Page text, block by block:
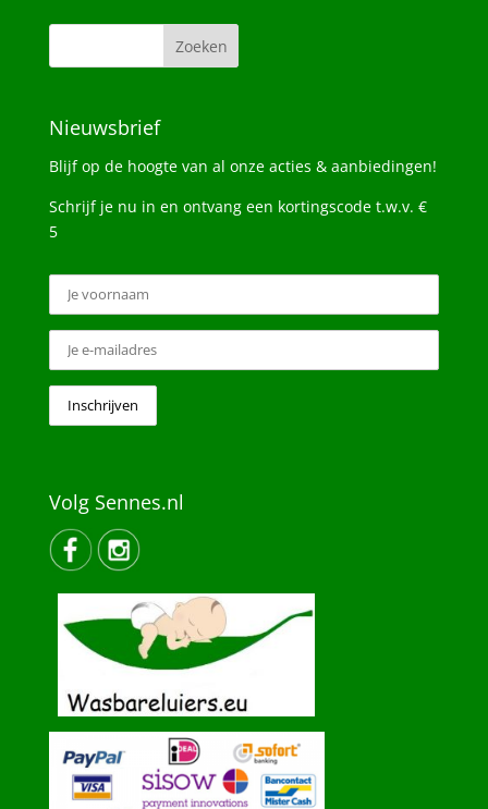
Nieuwsbrief
Blijf op de hoogte van al onze acties & aanbiedingen!
Schrijf je nu in en ontvang een kortingscode t.w.v. €
5
Volg Sennes.nl